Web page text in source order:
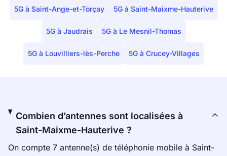
5G à Saint-Ange-et-Torçay 5G à Saint-Maixme-Hauterive
5G à Jaudrais 5G à Le Mesnil-Thomas
5G à Louvilliers-lès-Perche 5G à Crucey-Villages
Combien d’antennes sont localisées à
Saint-Maixme-Hauterive ?
On compte 7 antenne(s) de téléphonie mobile à Saint-